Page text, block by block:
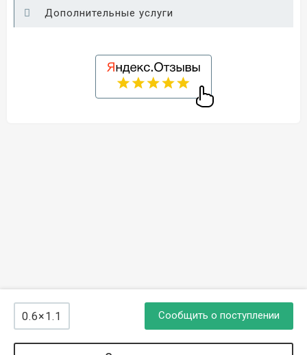
0.6×1.1 Сообщить о поступлении
Дополнительные услуги